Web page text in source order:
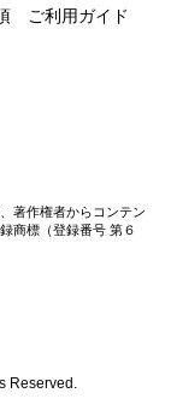
ご利用ガイド
著作権者からコンテン
商標（登録番号 第６
Reserved.